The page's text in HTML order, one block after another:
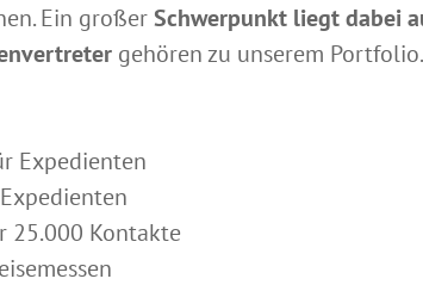
Ein großer Schwerpunkt liegt dabei
gehören zu unserem
Expedienten
25.000 Kontakte